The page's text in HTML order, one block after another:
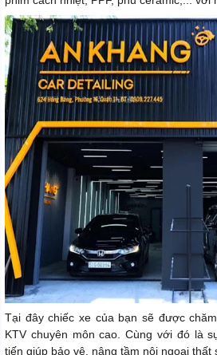
Tại đây chiếc xe của bạn sẽ được
KTV chuyên môn cao. Cùng với đó là
tiến giúp bảo vệ, nâng tầm nội ngoại thất